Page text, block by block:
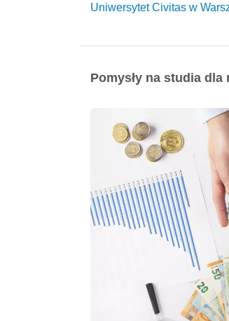
Uniwersytet Civitas w
Pomysły na studia dla